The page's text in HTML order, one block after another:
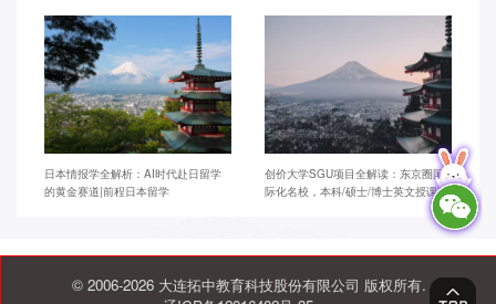
日本情报学全解析：AI时代赴日留学
的黄金赛道|前程日本留学
创价大学SGU项目全解读：东京圈国
际化名校，本科/硕士/博士英文授课
© 2006-2026 大连拓中教育科技股份有限公司 版权所有.